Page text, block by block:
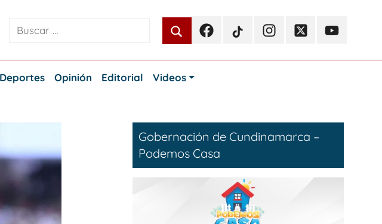
FacebookTikTokInstagramTwitterYoutube
Deportes Opinión Editorial Videos
Gobernación de Cundinamarca –
Podemos Casa